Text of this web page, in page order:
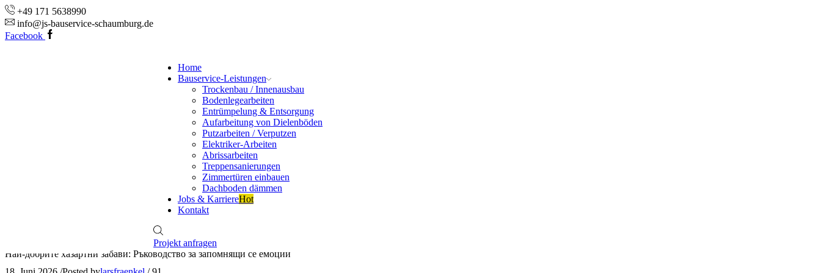
+49 171 5638990
info@js-bauservice-schaumburg.de
Facebook
Home
Bauservice-Leistungen
Trockenbau / Innenausbau
Bodenlegearbeiten
Entrümpelung & Entsorgung
Aufarbeitung von Dielenböden
Putzarbeiten / Verputzen
Elektriker-Arbeiten
Abrissarbeiten
Treppensanierungen
Zimmertüren einbauen
Dachboden dämmen
Jobs & KarriereHot
Kontakt
Projekt anfragen
Най-добрите хазартни забави: Ръководство за запомнящи се емоции